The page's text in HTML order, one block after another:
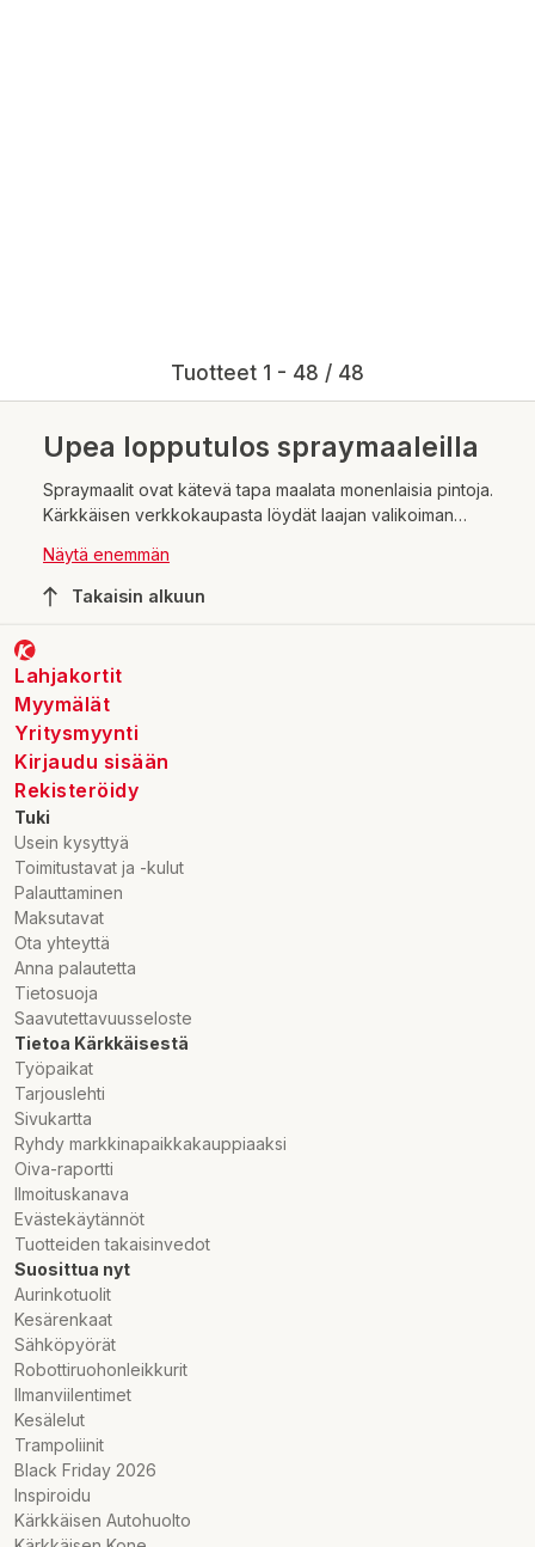
Tuotteet 1 - 48 / 48
Upea lopputulos spraymaaleilla
Spraymaalit ovat kätevä tapa maalata monenlaisia pintoja.
Kärkkäisen verkkokaupasta löydät laajan valikoiman
ulkokäyttöönkin. Spraymaalit ovat nopeita ja helppoja
käyttää, ja ne antavat upean lopputuloksen.
Näytä enemmän
Takaisin alkuun
Lahjakortit
Myymälät
Yritysmyynti
Kirjaudu sisään
Rekisteröidy
Tuki
Usein kysyttyä
Toimitustavat ja -kulut
Palauttaminen
Maksutavat
Ota yhteyttä
Anna palautetta
Tietosuoja
Saavutettavuusseloste
Tietoa Kärkkäisestä
Työpaikat
Tarjouslehti
Sivukartta
Ryhdy markkinapaikkakauppiaaksi
Oiva-raportti
Ilmoituskanava
Evästekäytännöt
Tuotteiden takaisinvedot
Suosittua nyt
Aurinkotuolit
Kesärenkaat
Sähköpyörät
Robottiruohonleikkurit
Ilmanviilentimet
Kesälelut
Trampoliinit
Black Friday 2026
Inspiroidu
Kärkkäisen Autohuolto